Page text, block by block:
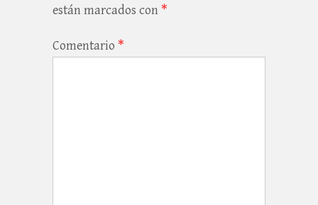
están marcados con *
Comentario *